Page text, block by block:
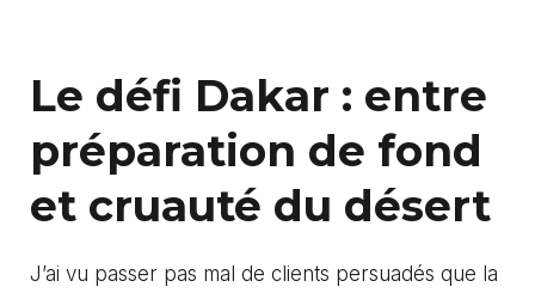
Le défi Dakar : entre
préparation de fond
et cruauté du désert
J’ai vu passer pas mal de clients persuadés que la